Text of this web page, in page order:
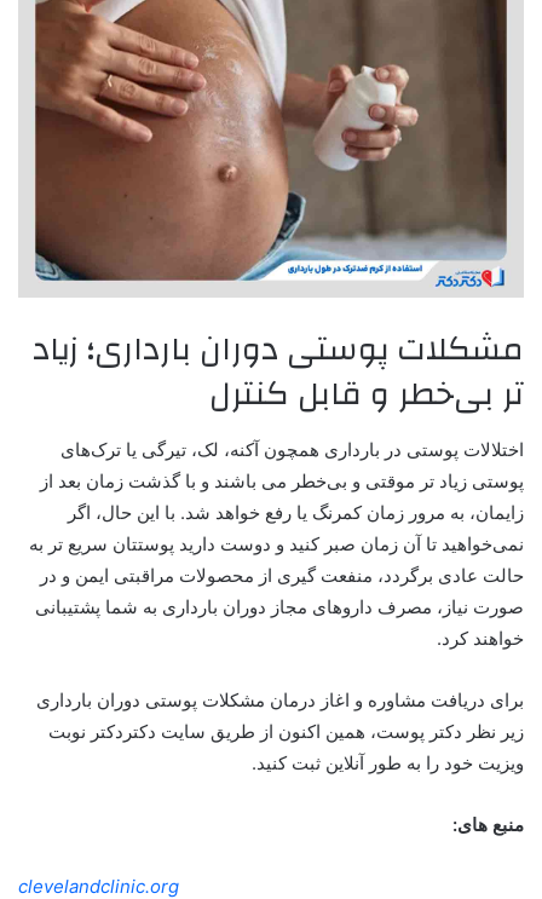
مشکلات پوستی دوران بارداری؛ زیاد
تر بی‌خطر و قابل کنترل
اختلالات پوستی در بارداری همچون آکنه، لک، تیرگی یا ترک‌های
پوستی زیاد تر موقتی و بی‌خطر می باشند و با گذشت زمان بعد از
زایمان، به‌ مرور زمان کمرنگ یا رفع خواهد شد. با این حال، اگر
نمی‌خواهید تا آن زمان صبر کنید و دوست دارید پوستتان سریع تر به
حالت عادی برگردد، منفعت گیری از محصولات مراقبتی ایمن و در
صورت نیاز، مصرف داروهای مجاز دوران بارداری به شما پشتیبانی
خواهند کرد.
برای دریافت مشاوره و اغاز درمان مشکلات پوستی دوران بارداری
زیر نظر دکتر پوست، همین اکنون از طریق سایت دکتردکتر نوبت
ویزیت خود را به طور آنلاین ثبت کنید.
منبع های:
clevelandclinic.org